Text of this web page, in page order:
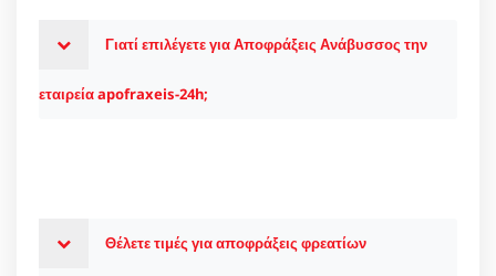
Γιατί επιλέγετε για Αποφράξεις Ανάβυσσος την
εταιρεία apofraxeis-24h;
Θέλετε τιμές για αποφράξεις φρεατίων